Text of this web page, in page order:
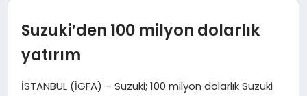
DÜNYA
Suzuki’den 100 milyon dolarlık
yatırım
İSTANBUL (İGFA) – Suzuki; 100 milyon dolarlık Suzuki